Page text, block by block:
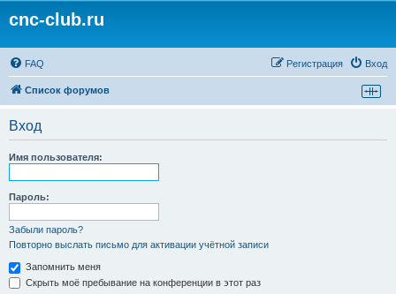
cnc-club.ru
FAQ Вход
Регистрация
Список форумов
Вход
Имя пользователя:
Пароль:
Забыли пароль?
Повторно выслать письмо для активации учётной записи
Запомнить меня
Скрыть моё пребывание на конференции в этот раз